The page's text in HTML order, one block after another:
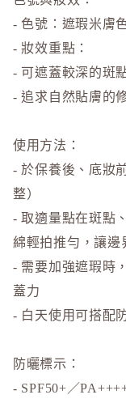
- 色號：遮瑕米膚
- 妝效重點：
- 可遮蓋較深的斑
- 追求自然貼膚的
使用方法：
- 於保養後、底妝
整）
- 取適量點在斑點
綿輕拍推勻，讓邊
- 需要加強遮瑕時
蓋力
- 白天使用可搭配
防曬標示：
- SPF50+／